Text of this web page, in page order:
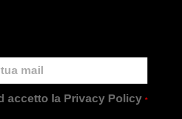
accetto la Privacy Policy*